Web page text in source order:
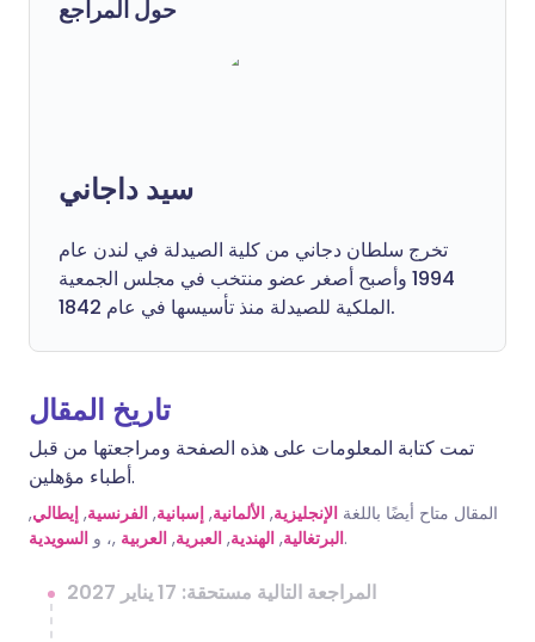
حول المراجع
سيد داجاني
تخرج سلطان دجاني من كلية الصيدلة في لندن عام
1994 وأصبح أصغر عضو منتخب في مجلس الجمعية
الملكية للصيدلة منذ تأسيسها في عام 1842.
تاريخ المقال
تمت كتابة المعلومات على هذه الصفحة ومراجعتها من قبل
أطباء مؤهلين.
المقال متاح أيضًا باللغة الإنجليزية, الألمانية, إسبانية, الفرنسية, إيطالي,
البرتغالية, الهندية, العبرية, العربية ,، و السويدية .
المراجعة التالية مستحقة: 17 يناير 2027